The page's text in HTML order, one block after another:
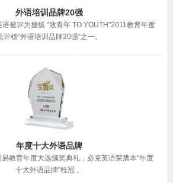
外语培训品牌20强
被评为搜狐 “致青年 TO YOUTH”2011教育年度
评榜“外语培训品牌20强”之一。
年度十大外语品牌
易教育年度大选颁奖典礼，必克英语荣膺本“年度
十大外语品牌”桂冠 。